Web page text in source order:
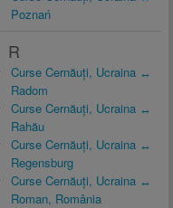
Poznań
R
Curse Cernăuți, Ucraina ↔
Radom
Curse Cernăuți, Ucraina ↔
Rahău
Curse Cernăuți, Ucraina ↔
Regensburg
Curse Cernăuți, Ucraina ↔
Roman, România